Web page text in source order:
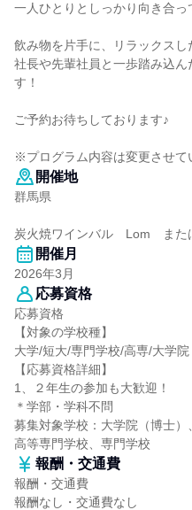
一人ひとりとしっかり向き合っ
飲み物を片手に、リラックスし
社長や先輩社員と一歩踏み込
す！
ご予約お待ちしております♪
※プログラム内容は変更させて
開催地
群馬県
炭火焼ワインバル Lom また
開催月
2026年3月
応募資格
応募資格
【対象の学校種】
大学/短大/専門学校/高専/大学院
【応募資格詳細】
1、２年生の参加も大歓迎！
＊学部・学科不問
募集対象学校：大学院（博士）
高等専門学校、専門学校
報酬・交通費
報酬・交通費
報酬なし・交通費なし